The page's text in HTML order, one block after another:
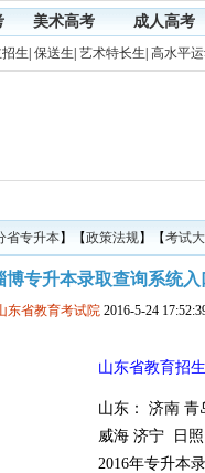
美术高考 成人高考
生 保送生 艺术特长生 高水平
省专升本】【政策法规】【考试
博专升本录取查询系统入
东省教育考试院 2016-5-24
山东省教育招
山东： 济南
威海 济宁 日
2016年专升本